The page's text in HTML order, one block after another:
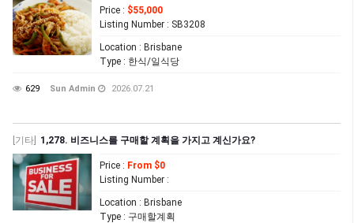
Price : $55,000
Listing Number : SB3208
Location : Brisbane
Type : 한식/일식당
629 Sun Admin 2026.07.21
[기타] 1,278. 비즈니스를 구매할 계획을 가지고 계신가요?
Price : From $0
Listing Number :
Location : Brisbane
Type : 구매할계획